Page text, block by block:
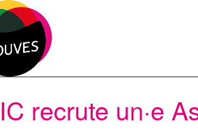
recrute un·e